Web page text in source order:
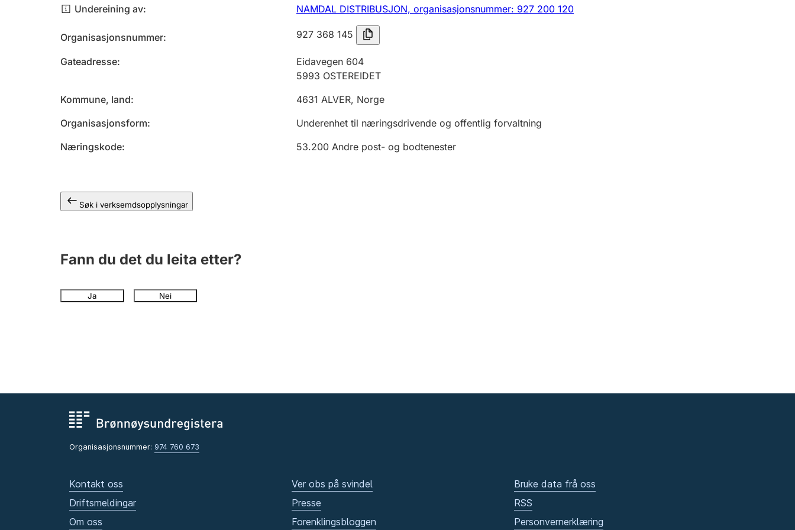
Undereining av NAMDAL DISTRIBUSJON, organisasjonsnummer: 927 200 120
Organisasjonsnummer 927 368 145
Gateadresse
Eidavegen 604
5993 OSTEREIDET
Kommune, land
4631 ALVER, Norge
Organisasjonsform
Underenhet til næringsdrivende og offentlig forvaltning
Næringskode
53.200 Andre post- og bodtenester
Søk i verksemdsopplysningar
Fann du det du leita etter?
Ja Nei
Organisasjonsnummer: 974 760 673
Kontakt oss
Driftsmeldingar
Om oss
Ver obs på svindel
Presse
Forenklingsbloggen
Bruke data frå oss
RSS
Personvernerklæring